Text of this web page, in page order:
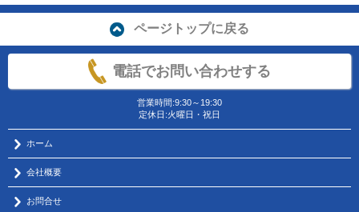
ページトップに戻る
電話でお問い合わせする
営業時間:9:30～19:30
定休日:火曜日・祝日
ホーム
会社概要
お問合せ